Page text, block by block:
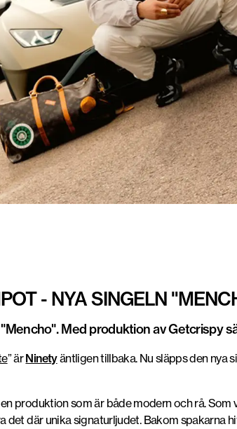
- NYA SINGELN
Med produktion av Getcrispy
” ärNinetyäntligen tillbaka. Nu släpps den nya
produktion som är både modern och rå.
det där unika signaturljudet. Bakom spakarna